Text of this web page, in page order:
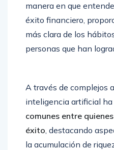
manera en que
éxito financiero,
más clara de los
personas que han
A través de complejos
inteligencia artificial
comunes entre
éxito, destacando
la acumulación de